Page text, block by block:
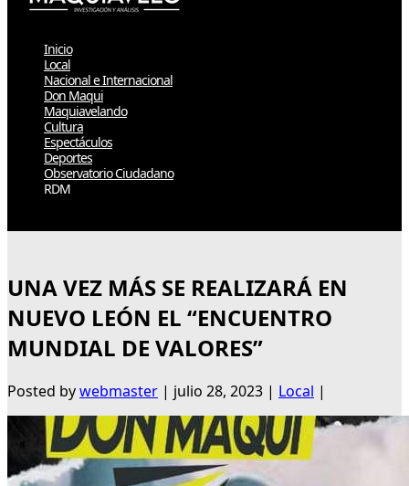
Inicio
Local
Nacional e Internacional
Don Maqui
Maquiavelando
Cultura
Espectáculos
Deportes
Observatorio Ciudadano
RDM
UNA VEZ MÁS SE REALIZARÁ EN
NUEVO LEÓN EL “ENCUENTRO
MUNDIAL DE VALORES”
Posted bywebmaster | julio 28, 2023 | Local |